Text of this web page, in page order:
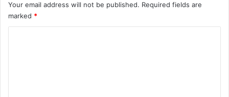
Your email address will not be published. Required fields are
marked *